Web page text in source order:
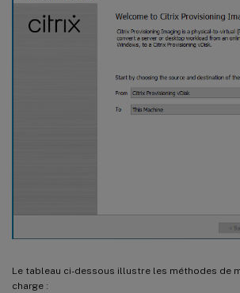
Le tableau ci-dessous illustre les méthodes de
charge :